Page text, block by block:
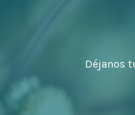
Déjanos